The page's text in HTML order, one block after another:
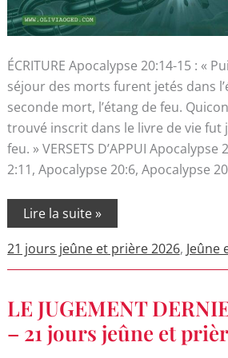
ÉCRITURE Apocalypse 20:14-15 : «
séjour des morts furent jetés dans
seconde mort, l’étang de feu.
trouvé inscrit dans le livre de vie fut
feu. » VERSETS D’APPUI Apocalypse
2:11, Apocalypse 20:6, Apocalypse
Lire la suite »
21 jours jeûne et prière 2026, Jeûne
LE JUGEMENT
– 21 jours jeûne et
LE
JUGEMENT
DERNIER
(JOUR